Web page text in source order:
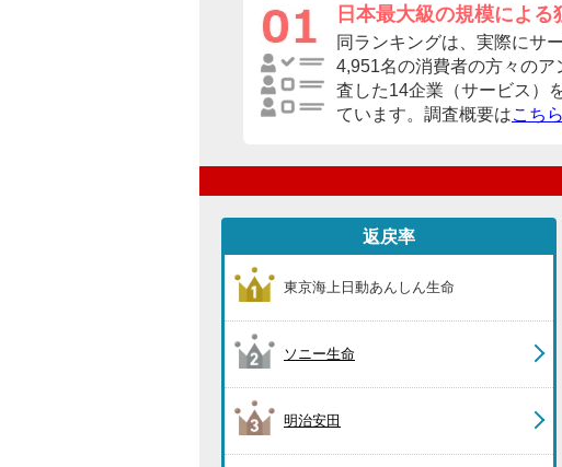
日本最大級の規模による
同ランキングは、実際にサ
4,951名の消費者の方々のア
査した14企業（サービス）
ています。調査概要はこちら
返戻率
東京海上日動あんしん生命
ソニー生命
明治安田